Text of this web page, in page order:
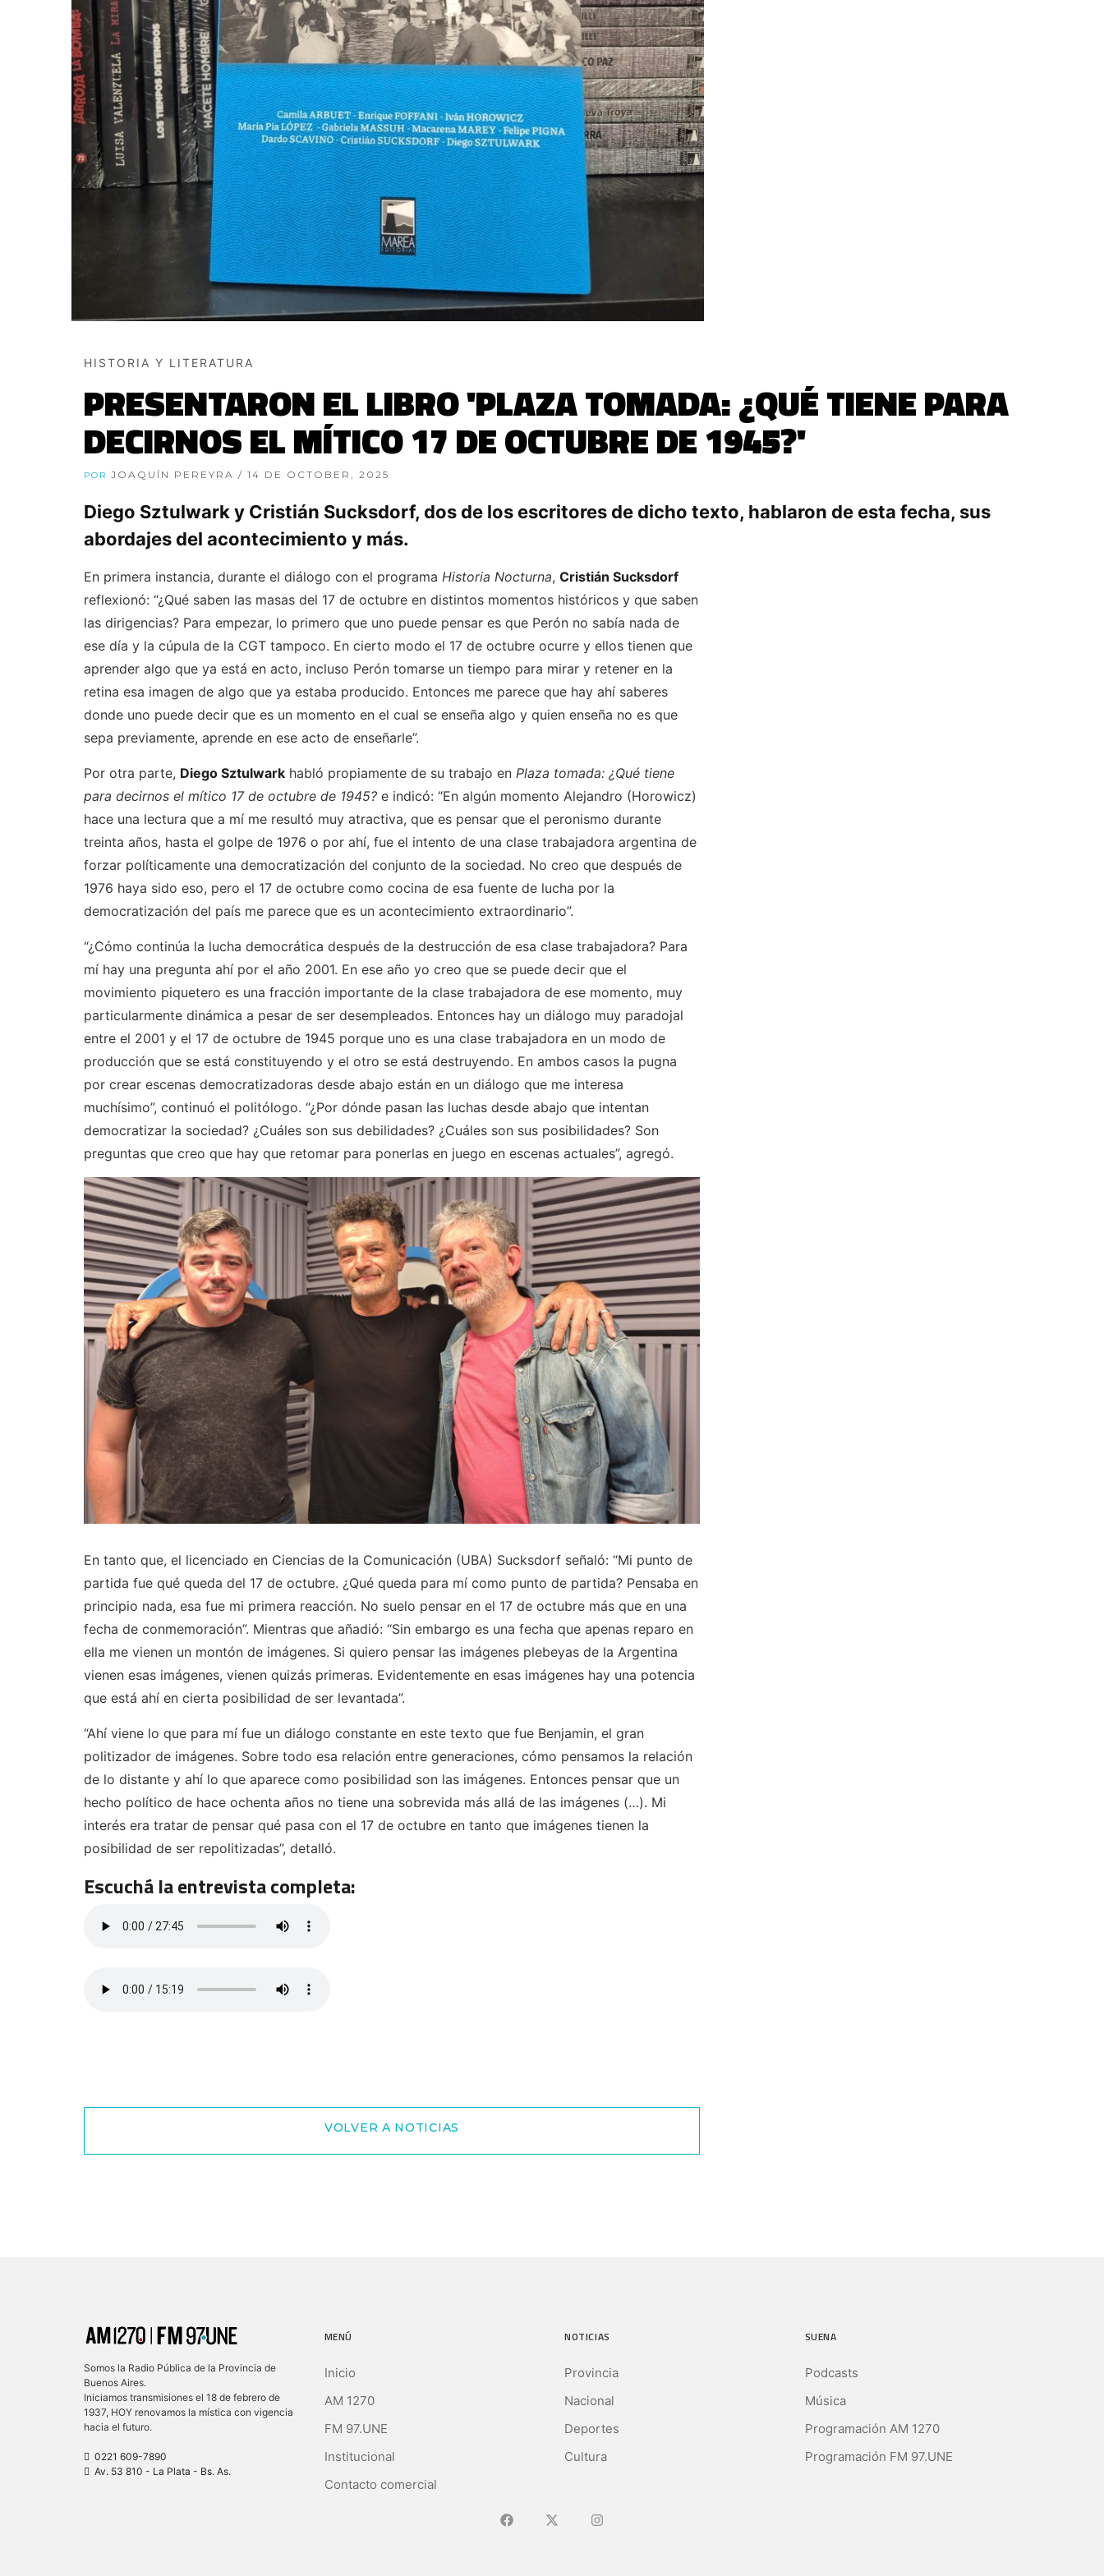
HISTORIA Y LITERATURA
PRESENTARON EL LIBRO 'PLAZA TOMADA: ¿QUÉ TIENE PARA
DECIRNOS EL MÍTICO 17 DE OCTUBRE DE 1945?'
POR JOAQUÍN PEREYRA / 14 DE OCTOBER, 2025
Diego Sztulwark y Cristián Sucksdorf, dos de los escritores de dicho texto, hablaron de esta fecha, sus
abordajes del acontecimiento y más.
En primera instancia, durante el diálogo con el programa Historia Nocturna, Cristián Sucksdorf
reflexionó: “¿Qué saben las masas del 17 de octubre en distintos momentos históricos y que saben
las dirigencias? Para empezar, lo primero que uno puede pensar es que Perón no sabía nada de
ese día y la cúpula de la CGT tampoco. En cierto modo el 17 de octubre ocurre y ellos tienen que
aprender algo que ya está en acto, incluso Perón tomarse un tiempo para mirar y retener en la
retina esa imagen de algo que ya estaba producido. Entonces me parece que hay ahí saberes
donde uno puede decir que es un momento en el cual se enseña algo y quien enseña no es que
sepa previamente, aprende en ese acto de enseñarle”.
Por otra parte, Diego Sztulwark habló propiamente de su trabajo en Plaza tomada: ¿Qué tiene
para decirnos el mítico 17 de octubre de 1945? e indicó: “En algún momento Alejandro (Horowicz)
hace una lectura que a mí me resultó muy atractiva, que es pensar que el peronismo durante
treinta años, hasta el golpe de 1976 o por ahí, fue el intento de una clase trabajadora argentina de
forzar políticamente una democratización del conjunto de la sociedad. No creo que después de
1976 haya sido eso, pero el 17 de octubre como cocina de esa fuente de lucha por la
democratización del país me parece que es un acontecimiento extraordinario”.
“¿Cómo continúa la lucha democrática después de la destrucción de esa clase trabajadora? Para
mí hay una pregunta ahí por el año 2001. En ese año yo creo que se puede decir que el
movimiento piquetero es una fracción importante de la clase trabajadora de ese momento, muy
particularmente dinámica a pesar de ser desempleados. Entonces hay un diálogo muy paradojal
entre el 2001 y el 17 de octubre de 1945 porque uno es una clase trabajadora en un modo de
producción que se está constituyendo y el otro se está destruyendo. En ambos casos la pugna
por crear escenas democratizadoras desde abajo están en un diálogo que me interesa
muchísimo”, continuó el politólogo. “¿Por dónde pasan las luchas desde abajo que intentan
democratizar la sociedad? ¿Cuáles son sus debilidades? ¿Cuáles son sus posibilidades? Son
preguntas que creo que hay que retomar para ponerlas en juego en escenas actuales”, agregó.
En tanto que, el licenciado en Ciencias de la Comunicación (UBA) Sucksdorf señaló: “Mi punto de
partida fue qué queda del 17 de octubre. ¿Qué queda para mí como punto de partida? Pensaba en
principio nada, esa fue mi primera reacción. No suelo pensar en el 17 de octubre más que en una
fecha de conmemoración”. Mientras que añadió: “Sin embargo es una fecha que apenas reparo en
ella me vienen un montón de imágenes. Si quiero pensar las imágenes plebeyas de la Argentina
vienen esas imágenes, vienen quizás primeras. Evidentemente en esas imágenes hay una potencia
que está ahí en cierta posibilidad de ser levantada”.
“Ahí viene lo que para mí fue un diálogo constante en este texto que fue Benjamin, el gran
politizador de imágenes. Sobre todo esa relación entre generaciones, cómo pensamos la relación
de lo distante y ahí lo que aparece como posibilidad son las imágenes. Entonces pensar que un
hecho político de hace ochenta años no tiene una sobrevida más allá de las imágenes (…). Mi
interés era tratar de pensar qué pasa con el 17 de octubre en tanto que imágenes tienen la
posibilidad de ser repolitizadas”, detalló.
Escuchá la entrevista completa:
VOLVER A NOTICIAS
Somos la Radio Pública de la Provincia de
Buenos Aires.
Iniciamos transmisiones el 18 de febrero de
1937, HOY renovamos la mística con vigencia
hacia el futuro.
0221 609-7890
Av. 53 810 - La Plata - Bs. As.
MENÚ
Inicio
AM 1270
FM 97.UNE
Institucional
Contacto comercial
NOTICIAS
Provincia
Nacional
Deportes
Cultura
SUENA
Podcasts
Música
Programación AM 1270
Programación FM 97.UNE
Ir a FacebookIr a X (Ex-Twitter)
Ir a